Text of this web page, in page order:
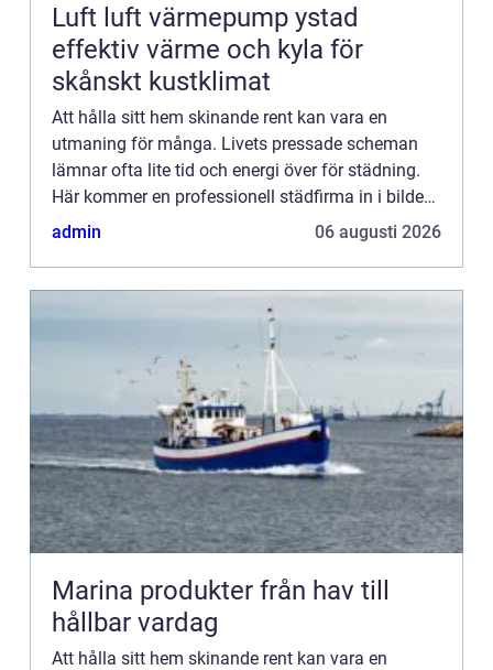
Luft luft värmepump ystad
effektiv värme och kyla för
skånskt kustklimat
Att hålla sitt hem skinande rent kan vara en
utmaning för många. Livets pressade scheman
lämnar ofta lite tid och energi över för städning.
Här kommer en professionell städfirma in i bilden
som en rä...
admin 06 augusti 2026
Marina produkter från hav till
hållbar vardag
Att hålla sitt hem skinande rent kan vara en